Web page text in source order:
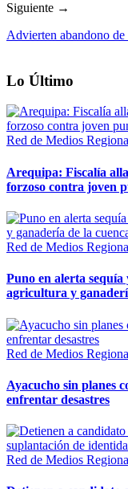
Siguiente →
Advierten abandono
Lo Último
Red de Medios
Arequipa: Fiscalía
forzoso contra joven
Red de Medios
Puno en alerta sequía
agricultura y
Red de Medios
Ayacucho sin planes
enfrentar desastres
Red de Medios